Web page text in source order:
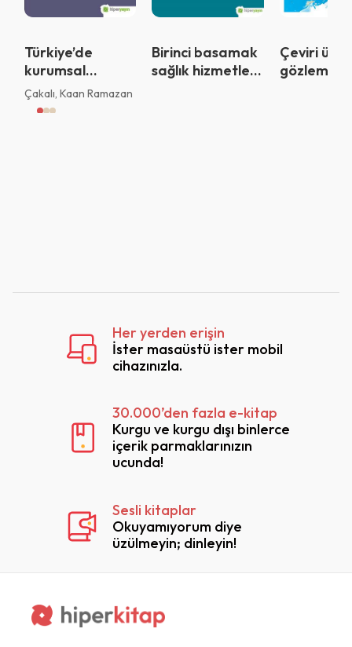
Türkiye’de
kurumsal
yönetim
ilkelerine uyum
Çakalı, Kaan Ramazan
Birinci basamak
sağlık hizmetleri
Çeviri
gözlemler
Her yerden erişin
İster masaüstü ister mobil
cihazınızla.
30.000’den fazla e-kitap
Kurgu ve kurgu dışı binlerce
içerik parmaklarınızın
ucunda!
Sesli kitaplar
Okuyamıyorum diye
üzülmeyin; dinleyin!